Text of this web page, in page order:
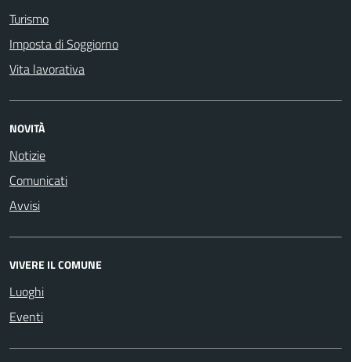
Turismo
Imposta di Soggiorno
Vita lavorativa
NOVITÀ
Notizie
Comunicati
Avvisi
VIVERE IL COMUNE
Luoghi
Eventi